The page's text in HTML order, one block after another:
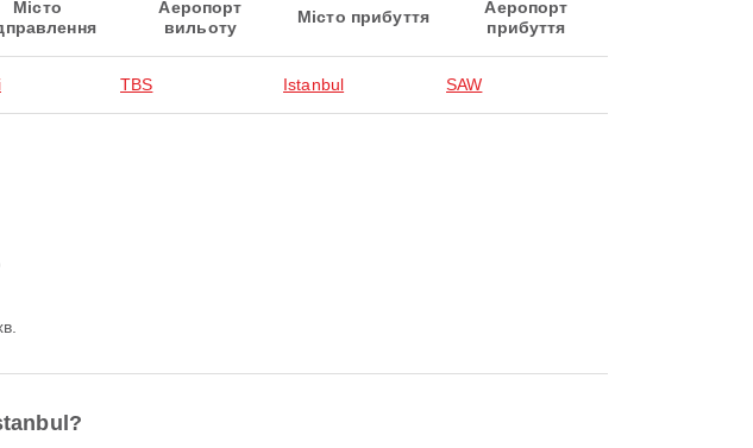
Місто
Аеропорт
вильоту
Місто прибуття
Аеропорт
прибуття
TBS Istanbul SAW